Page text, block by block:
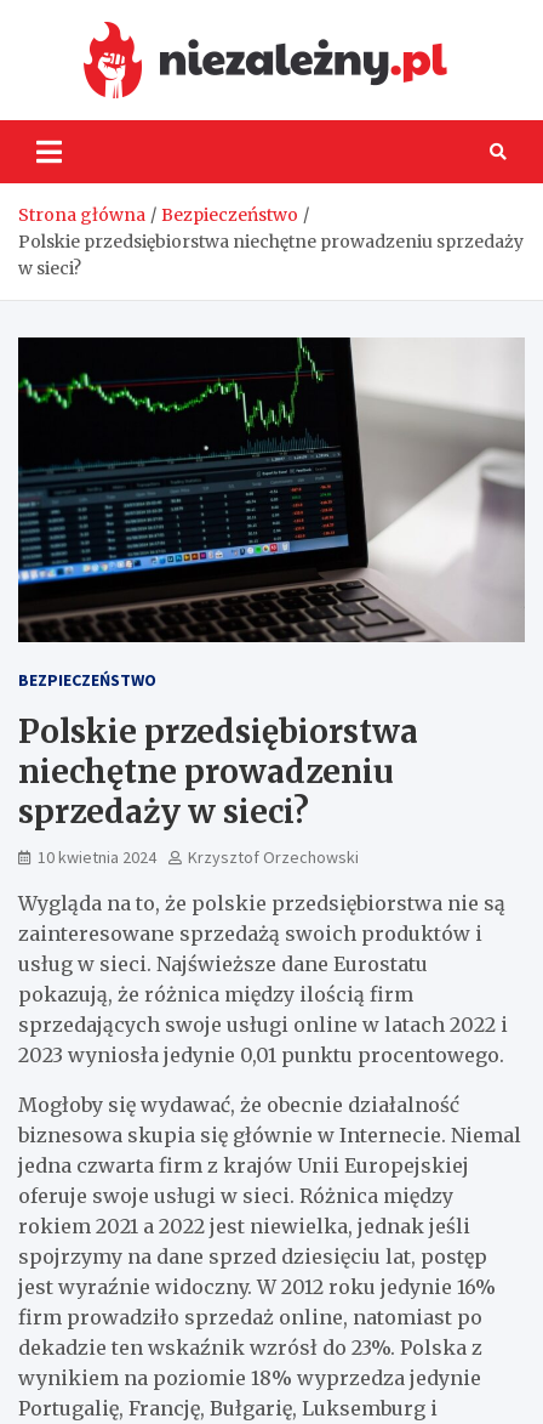
Strona główna
Bezpieczeństwo
Polskie przedsiębiorstwa niechętne prowadzeniu sprzedaży
w sieci?
BEZPIECZEŃSTWO
Polskie przedsiębiorstwa
niechętne prowadzeniu
sprzedaży w sieci?
10 kwietnia 2024 Krzysztof Orzechowski
Wygląda na to, że polskie przedsiębiorstwa nie są
zainteresowane sprzedażą swoich produktów i
usług w sieci. Najświeższe dane Eurostatu
pokazują, że różnica między ilością firm
sprzedających swoje usługi online w latach 2022 i
2023 wyniosła jedynie 0,01 punktu procentowego.
Mogłoby się wydawać, że obecnie działalność
biznesowa skupia się głównie w Internecie. Niemal
jedna czwarta firm z krajów Unii Europejskiej
oferuje swoje usługi w sieci. Różnica między
rokiem 2021 a 2022 jest niewielka, jednak jeśli
spojrzymy na dane sprzed dziesięciu lat, postęp
jest wyraźnie widoczny. W 2012 roku jedynie 16%
firm prowadziło sprzedaż online, natomiast po
dekadzie ten wskaźnik wzrósł do 23%. Polska z
wynikiem na poziomie 18% wyprzedza jedynie
Portugalię, Francję, Bułgarię, Luksemburg i